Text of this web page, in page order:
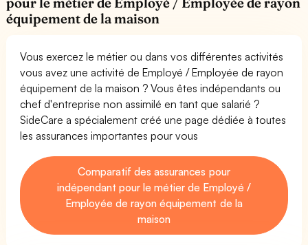
équipement de la maison
Vous exercez le métier ou dans vos différentes activités
vous avez une activité de Employé / Employée de rayon
équipement de la maison ? Vous êtes indépendants ou
chef d'entreprise non assimilé en tant que salarié ?
SideCare a spécialement créé une page dédiée à toutes
les assurances importantes pour vous
Comparatif des assurances pour
indépendant pour le métier de Employé /
Employée de rayon équipement de la
maison